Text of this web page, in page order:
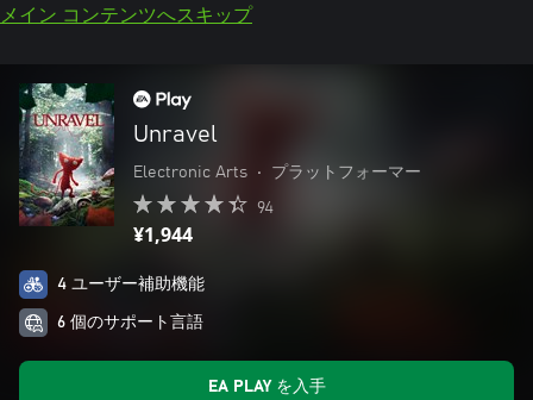
メイン コンテンツへスキップ
Unravel
Electronic Arts • プラットフォーマー
94
¥1,944
4 ユーザー補助機能
6 個のサポート言語
EA PLAY を入手